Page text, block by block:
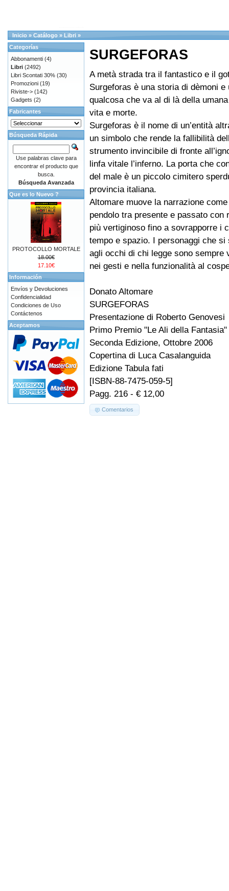
Inicio » Catálogo » Libri »
SURGEFORAS
A metà strada tra il fantastico e il
Surgeforas è una storia di dèmoni e
qualcosa che va al di là della
vita e morte.
Surgeforas è il nome di un’entità
un simbolo che rende la fallibilità
strumento invincibile di fronte
linfa vitale l’inferno. La porta che
del male è un piccolo cimitero
provincia italiana.
Altomare muove la narrazione come
pendolo tra presente e passato con
più vertiginoso fino a sovrapporre i
tempo e spazio. I personaggi che si
agli occhi di chi legge sono sempre
nei gesti e nella funzionalità al
Donato Altomare
SURGEFORAS
Presentazione di Roberto Genovesi
Primo Premio "Le Ali della Fantasia"
Seconda Edizione, Ottobre 2006
Copertina di Luca Casalanguida
Edizione Tabula fati
[ISBN-88-7475-059-5]
Pagg. 216 - € 12,00
Comentarios
Categorías
Abbonamenti (4)
Libri (2492)
Libri Scontati 30% (30)
Promozioni (19)
Riviste-> (142)
Gadgets (2)
Fabricantes
Búsqueda Rápida
Use palabras clave para
encontrar el producto que
busca.
Búsqueda Avanzada
Que es lo Nuevo ?
PROTOCOLLO MORTALE
18.00€
17.10€
Información
Envíos y Devoluciones
Confidencialidad
Condiciones de Uso
Contáctenos
Aceptamos